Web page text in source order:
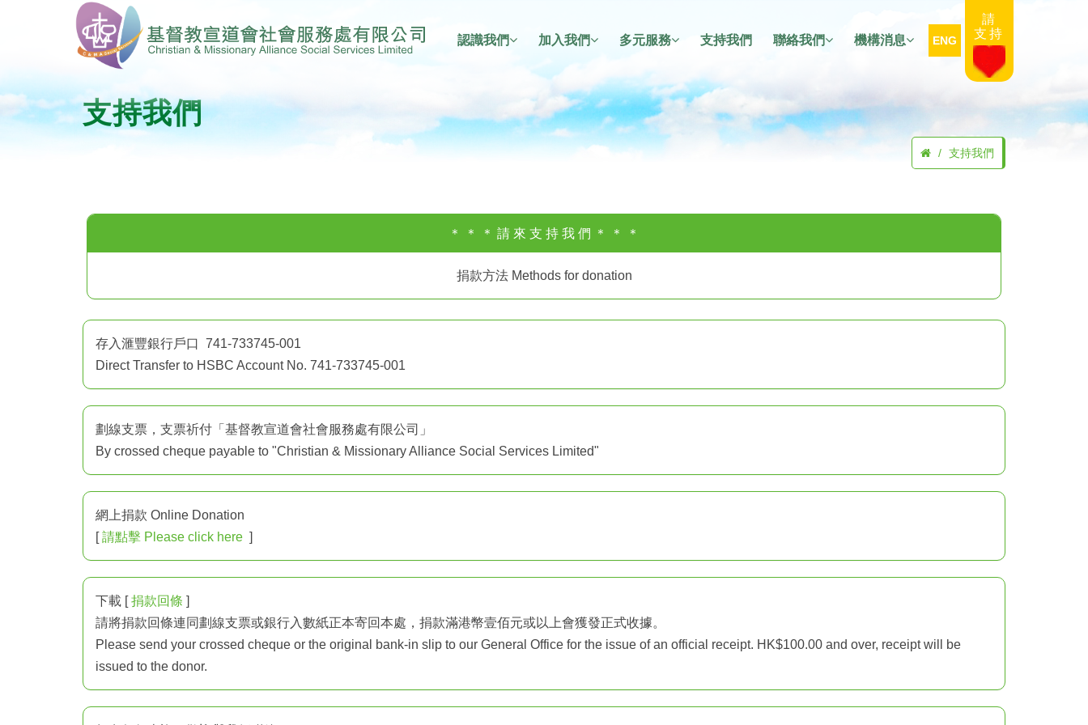
請
支持
認識我們 加入我們 多元服務 支持我們 聯絡我們 機構消息 ENG
支持我們
支持我們
＊ ＊ ＊ 請 來 支 持 我 們 ＊ ＊ ＊
捐款方法 Methods for donation
存入滙豐銀行戶口 741-733745-001
Direct Transfer to HSBC Account No. 741-733745-001
劃線支票，支票祈付「基督教宣道會社會服務處有限公司」
By crossed cheque payable to "Christian & Missionary Alliance Social Services Limited"
網上捐款 Online Donation
[請點擊 Please click here ]
下載 [捐款回條 ]
請將捐款回條連同劃線支票或銀行入數紙正本寄回本處，捐款滿港幣壹佰元或以上會獲發正式收據。
Please send your crossed cheque or the original bank-in slip to our General Office for the issue of an official receipt. HK$100.00 and over, receipt will be
issued to the donor.